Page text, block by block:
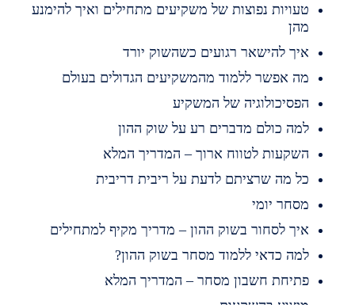
נפוצות של משקיעים מתחילים ואיך להימנע
להישאר רגועים כשהשוק יורד
אפשר ללמוד מהמשקיעים הגדולים בעולם
של המשקיע
כולם מדברים רע על שוק ההון
לטווח ארוך – המדריך המלא
מה שרציתם לדעת על ריבית דריבית
יומי
לסחור בשוק ההון – מדריך מקיף למתחילים
כדאי ללמוד מסחר בשוק ההון?
חשבון מסחר – המדריך המלא